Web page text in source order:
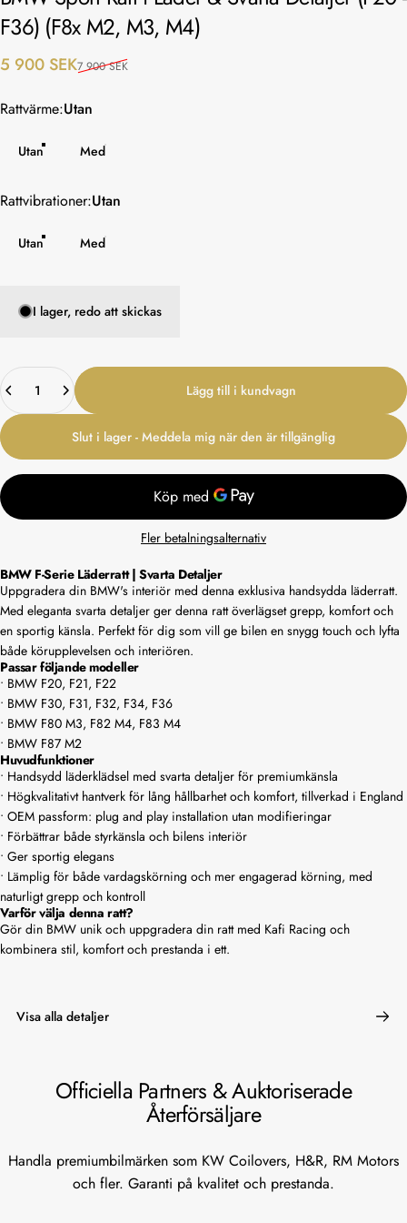
F36) (F8x M2, M3, M4)
Reapris
5 900 SEK
Ordinarie pris7 900 SEK
Rattvärme
Rattvärme:Utan
Utan Med
Rattvibrationer
Rattvibrationer:Utan
Utan Med
I lager, redo att skickas
Kvantitet
Lägg till i kundvagn
Slut i lager - Meddela mig när den är tillgänglig
Fler betalningsalternativ
BMW F-Serie Läderratt | Svarta Detaljer
Uppgradera din BMW's interiör med denna exklusiva handsydda läderratt.
Med eleganta svarta detaljer ger denna ratt överlägset grepp, komfort och
en sportig känsla. Perfekt för dig som vill ge bilen en snygg touch och lyfta
både körupplevelsen och interiören.
Passar följande modeller
• BMW F20, F21, F22
• BMW F30, F31, F32, F34, F36
• BMW F80 M3, F82 M4, F83 M4
• BMW F87 M2
Huvudfunktioner
• Handsydd läderklädsel med svarta detaljer för premiumkänsla
• Högkvalitativt hantverk för lång hållbarhet och komfort, tillverkad i England
• OEM passform: plug and play installation utan modifieringar
• Förbättrar både styrkänsla och bilens interiör
• Ger sportig elegans
• Lämplig för både vardagskörning och mer engagerad körning, med
naturligt grepp och kontroll
Varför välja denna ratt?
Gör din BMW unik och uppgradera din ratt med Kafi Racing och
kombinera stil, komfort och prestanda i ett.
Visa alla detaljer
Officiella Partners &Auktoriserade
Återförsäljare
Handla premiumbilmärken som KW Coilovers, H&R, RM Motors
och fler. Garanti på kvalitet och prestanda.